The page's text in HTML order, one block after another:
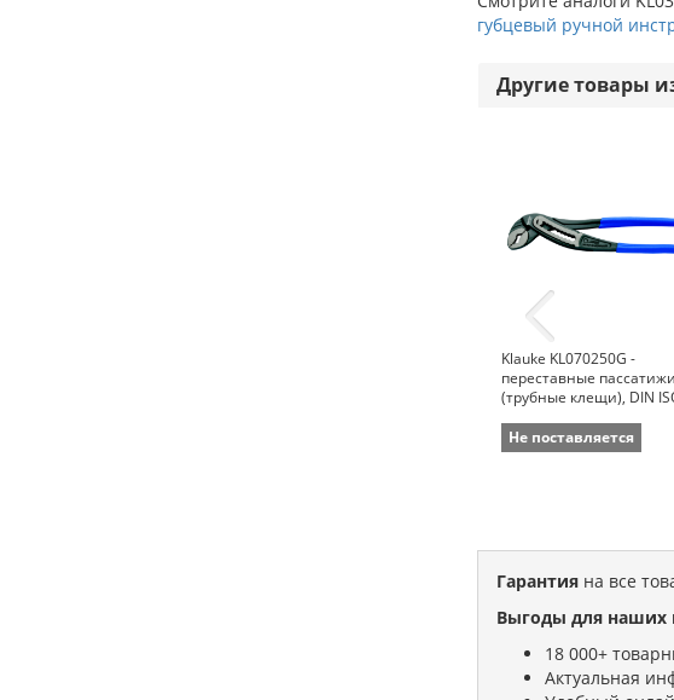
губцевый ручной
Другие товары
Klauke KL070250G -
переставные пассатижи
(трубные клещи), DIN
мм)
Не поставляется
Гарантияна все
Выгоды для наших
18 000+
Актуальная